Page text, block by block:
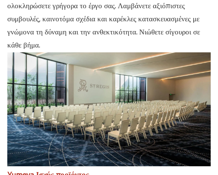
ολοκληρώσετε γρήγορα το έργο σας. Λαμβάνετε αξιόπιστες
συμβουλές, καινοτόμα σχέδια και καρέκλες κατασκευασμένες με
γνώμονα τη δύναμη και την ανθεκτικότητα. Νιώθετε σίγουροι σε
κάθε βήμα.